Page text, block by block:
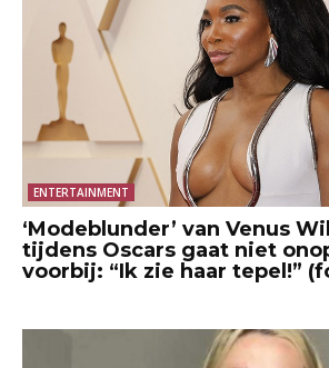
ENTERTAINMENT
‘Modeblunder’ van Venus
tijdens Oscars gaat niet
voorbij: “Ik zie haar tepel!”